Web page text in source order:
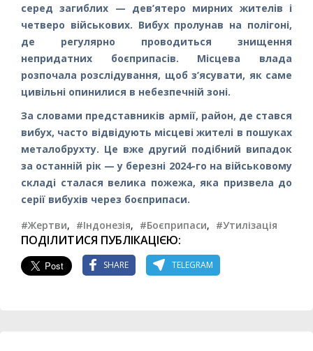
серед загиблих — дев’ятеро мирних жителів і
четверо військових. Вибух пролунав на полігоні,
де регулярно проводиться знищення
непридатних боєприпасів. Місцева влада
розпочала розслідування, щоб з’ясувати, як саме
цивільні опинилися в небезпечній зоні.
За словами представників армії, район, де стався
вибух, часто відвідують місцеві жителі в пошуках
металобрухту. Це вже другий подібний випадок
за останній рік — у березні 2024-го на військовому
складі сталася велика пожежа, яка призвела до
серії вибухів через боєприпаси.
#Жертви, #Індонезія, #Боєприпаси, #Утилізація
ПОДІЛИТИСЯ ПУБЛІКАЦІЄЮ:
SHARE TELEGRAM